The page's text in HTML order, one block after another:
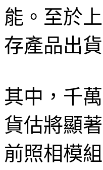
能。至於
存產品出
其中，千
貨估將顯
前照相模